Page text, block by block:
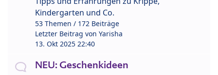
Kindergarten und Co.
53 Themen / 172 Beiträge
Letzter Beitrag von Yarisha
13. Okt 2025 22:40
NEU: Geschenkideen